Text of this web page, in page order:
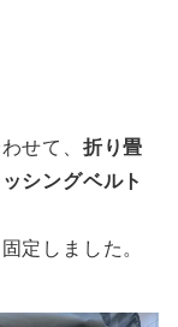
せて、 折り畳
シングベルト
定しました。